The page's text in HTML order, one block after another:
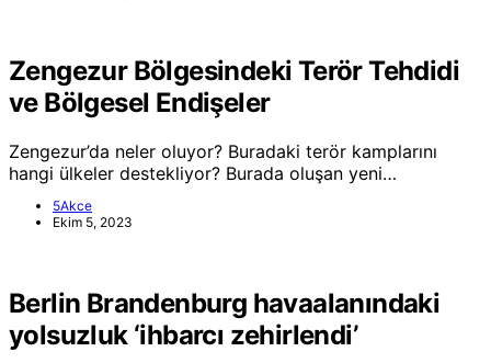
Zengezur Bölgesindeki Terör Tehdidi
ve Bölgesel Endişeler
Zengezur’da neler oluyor? Buradaki terör kamplarını
hangi ülkeler destekliyor? Burada oluşan yeni…
5Akce
Ekim 5, 2023
Berlin Brandenburg havaalanındaki
yolsuzluk ‘ihbarcı zehirlendi’